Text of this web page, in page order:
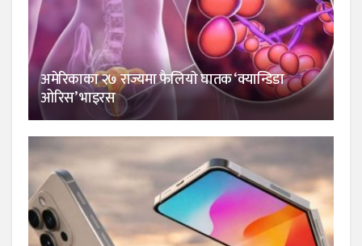
अमेरिकाका २७ राज्यमा फैलियाे घातक ‘क्यान्डिडा
ओरिस’ भाइरस